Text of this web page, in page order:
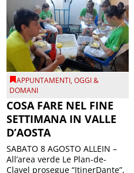
APPUNTAMENTI,OGGI &
DOMANI
COSA FARE NEL FINE
SETTIMANA IN VALLE
D’AOSTA
SABATO 8 AGOSTO ALLEIN –
All’area verde Le Plan-de-
Clavel prosegue “ItinerDante”,